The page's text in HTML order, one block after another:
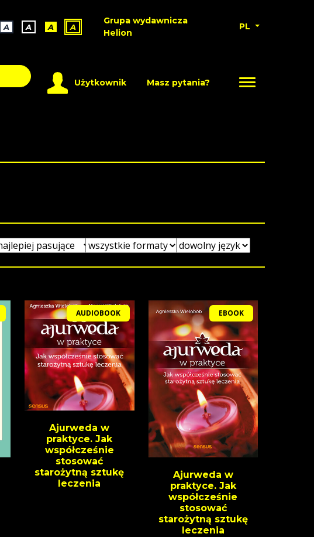
A A A A
Grupa wydawnicza
Helion
PL
Użytkownik Masz pytania?
AUDIOBOOK
Ajurweda w
praktyce. Jak
współcześnie
stosować
starożytną sztukę
leczenia
EBOOK
Ajurweda w
praktyce. Jak
współcześnie
stosować
starożytną sztukę
leczenia